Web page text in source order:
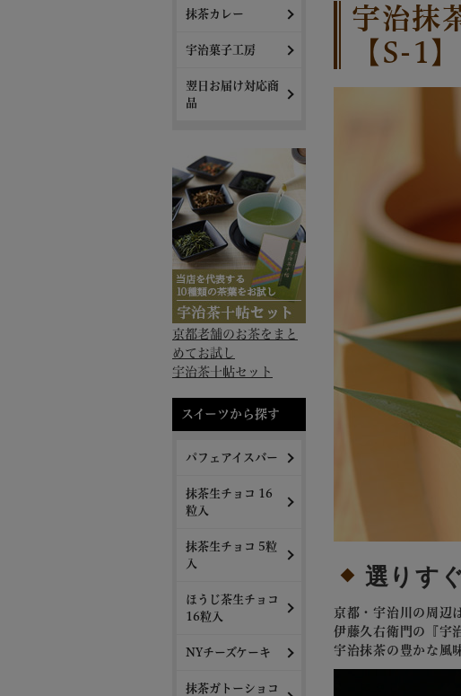
抹茶カレー
宇治菓子工房
翌日お届け対応商
品
京都老舗のお茶をまと
めてお試し
宇治茶十帖セット
スイーツから探す
パフェアイスバー
抹茶生チョコ 16
粒入
抹茶生チョコ 5粒
入
ほうじ茶生チョコ
16粒入
NYチーズケーキ
抹茶ガトーショコ
宇治抹
【S-1
選りす
京都・宇治川の周辺
伊藤久右衛門の『宇
宇治抹茶の豊かな風